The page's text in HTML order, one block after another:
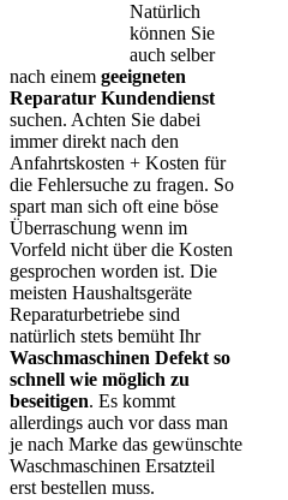
Natürlich
können Sie
auch selber
nach einem geeigneten
Reparatur Kundendienst
suchen. Achten Sie dabei
immer direkt nach den
Anfahrtskosten + Kosten für
die Fehlersuche zu fragen. So
spart man sich oft eine böse
Überraschung wenn im
Vorfeld nicht über die Kosten
gesprochen worden ist. Die
meisten Haushaltsgeräte
Reparaturbetriebe sind
natürlich stets bemüht Ihr
Waschmaschinen Defekt so
schnell wie möglich zu
beseitigen. Es kommt
allerdings auch vor dass man
je nach Marke das gewünschte
Waschmaschinen Ersatzteil
erst bestellen muss.